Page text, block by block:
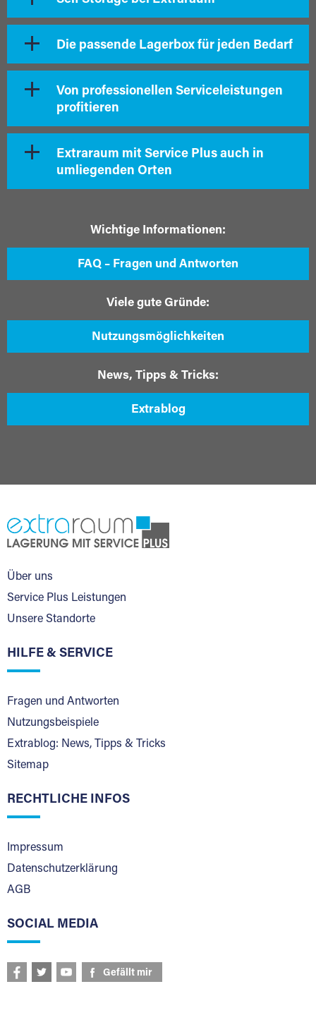
Die passende Lagerbox für jeden Bedarf
Von professionellen Serviceleistungen
profitieren
Extraraum mit Service Plus auch in
umliegenden Orten
Wichtige Informationen:
FAQ – Fragen und Antworten
Viele gute Gründe:
Nutzungsmöglichkeiten
News, Tipps & Tricks:
Extrablog
Über uns
Service Plus Leistungen
Unsere Standorte
HILFE & SERVICE
Fragen und Antworten
Nutzungsbeispiele
Extrablog: News, Tipps & Tricks
Sitemap
RECHTLICHE INFOS
Impressum
Datenschutzerklärung
AGB
SOCIAL MEDIA
Gefällt mir